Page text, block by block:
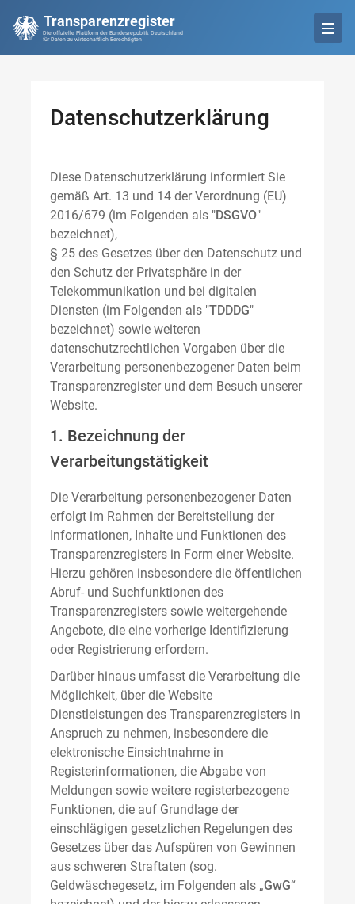
Transparenzregister
Die offizielle Plattform der Bundesrepublik Deutschland
für Daten zu wirtschaftlich Berechtigten
Datenschutzerklärung
Diese Datenschutzerklärung informiert Sie
gemäß Art. 13 und 14 der Verordnung (EU)
2016/679 (im Folgenden als "DSGVO"
bezeichnet),
§ 25 des Gesetzes über den Datenschutz und
den Schutz der Privatsphäre in der
Telekommunikation und bei digitalen
Diensten (im Folgenden als "TDDDG"
bezeichnet) sowie weiteren
datenschutzrechtlichen Vorgaben über die
Verarbeitung personenbezogener Daten beim
Transparenzregister und dem Besuch unserer
Website.
1. Bezeichnung der
Verarbeitungstätigkeit
Die Verarbeitung personenbezogener Daten
erfolgt im Rahmen der Bereitstellung der
Informationen, Inhalte und Funktionen des
Transparenzregisters in Form einer Website.
Hierzu gehören insbesondere die öffentlichen
Abruf- und Suchfunktionen des
Transparenzregisters sowie weitergehende
Angebote, die eine vorherige Identifizierung
oder Registrierung erfordern.
Darüber hinaus umfasst die Verarbeitung die
Möglichkeit, über die Website
Dienstleistungen des Transparenzregisters in
Anspruch zu nehmen, insbesondere die
elektronische Einsichtnahme in
Registerinformationen, die Abgabe von
Meldungen sowie weitere registerbezogene
Funktionen, die auf Grundlage der
einschlägigen gesetzlichen Regelungen des
Gesetzes über das Aufspüren von Gewinnen
aus schweren Straftaten (sog.
Geldwäschegesetz, im Folgenden als „GwG“